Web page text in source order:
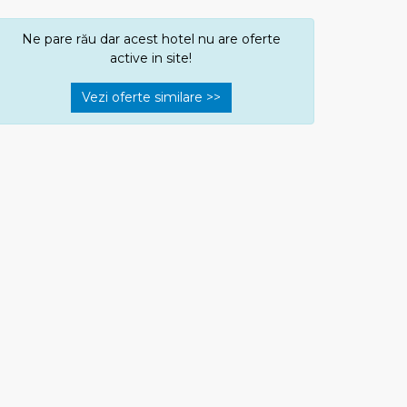
Ne pare rău dar acest hotel nu are oferte
active in site!
Vezi oferte similare >>